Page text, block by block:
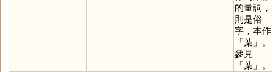
的量詞，
則是俗
字，本作
「葉」。
參見
「葉」。